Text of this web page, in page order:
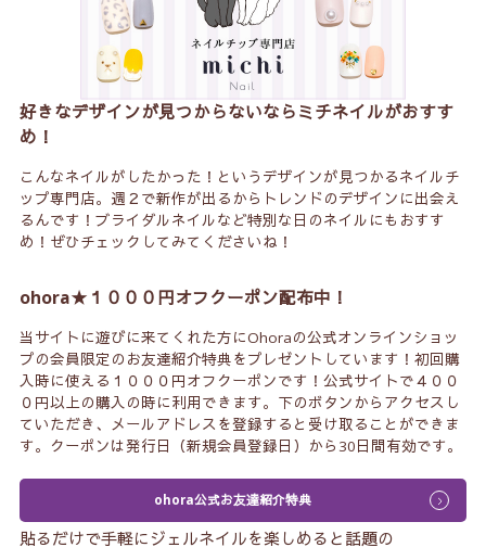
好きなデザインが見つからないならミチネイルがおすす
め！
こんなネイルがしたかった！というデザインが見つかるネイルチ
ップ専門店。週２で新作が出るからトレンドのデザインに出会え
るんです！ブライダルネイルなど特別な日のネイルにもおすす
め！ぜひチェックしてみてくださいね！
ohora★１０００円オフクーポン配布中！
当サイトに遊びに来てくれた方にOhoraの公式オンラインショッ
プの会員限定のお友達紹介特典をプレゼントしています！初回購
入時に使える１０００円オフクーポンです！公式サイトで４００
０円以上の購入の時に利用できます。下のボタンからアクセスし
ていただき、メールアドレスを登録すると受け取ることができま
す。クーポンは発行日（新規会員登録日）から30日間有効です。
ohora公式お友達紹介特典
貼るだけで手軽にジェルネイルを楽しめると話題の